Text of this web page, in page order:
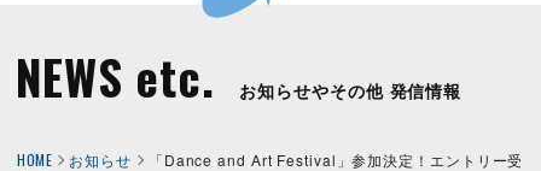
NEWS etc. お知らせやその他 発信情報
HOME お知らせ
「Dance and Art Festival」参加決定！エントリー受